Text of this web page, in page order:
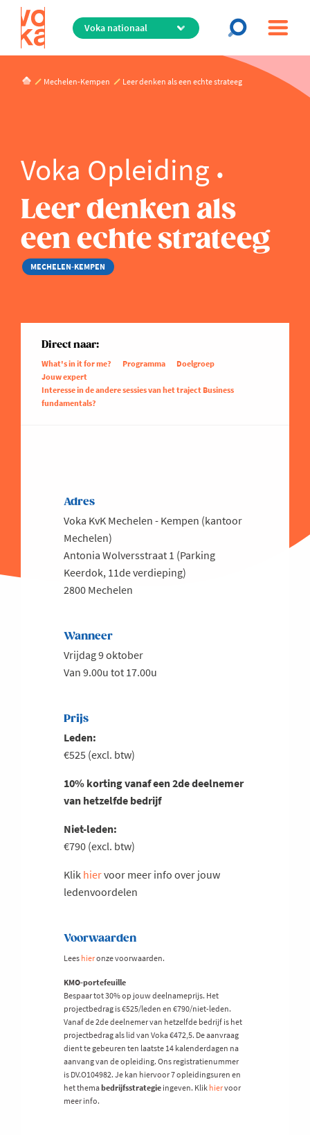
Overslaan
de
inhoud
Mechelen-Kempen Leer denken als een echte strateeg
Voka Opleiding
Leer denken als
een echte strateeg
MECHELEN-KEMPEN
Direct naar:
What's in it for me? Programma
Doelgroep
Jouw expert
Interesse in de andere sessies van het traject Business
fundamentals?
Adres
Voka KvK Mechelen - Kempen (kantoor
Mechelen)
Antonia Wolversstraat 1 (Parking
Keerdok, 11de verdieping)
2800 Mechelen
Wanneer
Vrijdag 9 oktober
Van 9.00u tot 17.00u
Prijs
Leden:
€525 (excl. btw)
10% korting vanaf een 2de deelnemer
van hetzelfde bedrijf
Niet-leden:
€790 (excl. btw)
Klik hiervoor meer info over jouw
ledenvoordelen
Voorwaarden
Lees hieronze voorwaarden.
KMO-portefeuille
Bespaar tot 30% op jouw deelnameprijs. Het
projectbedrag is €525/leden en €790/niet-leden.
Vanaf de 2de deelnemer van hetzelfde bedrijf is het
projectbedrag als lid van Voka €472,5. De aanvraag
dient te gebeuren ten laatste 14 kalenderdagen na
aanvang van de opleiding. Ons registratienummer
is DV.O104982. Je kan hiervoor 7 opleidingsuren en
het themabedrijfsstrategie ingeven. Klik hiervoor
meer info.